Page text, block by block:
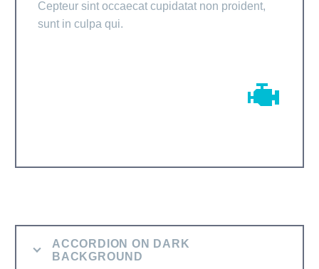
Cepteur sint occaecat cupidatat non proident,
sunt in culpa qui.


ACCORDION ON DARK
BACKGROUND